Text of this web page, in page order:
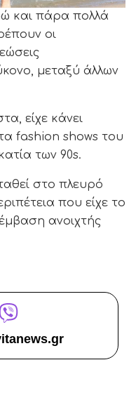
και πάρα πολλά
οι
μεταξύ άλλων
είχε κάνει
fashion shows του
των 90s.
στο πλευρό
που είχε το
ανοιχτής